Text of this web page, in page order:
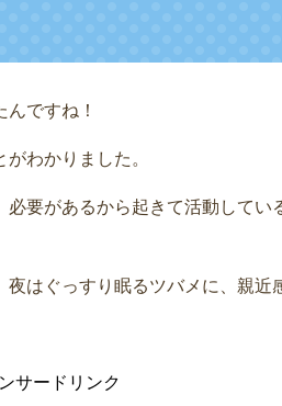
ですね！
わかりました。
要があるから起きて活動してい
はぐっすり眠るツバメに、親近
サードリンク